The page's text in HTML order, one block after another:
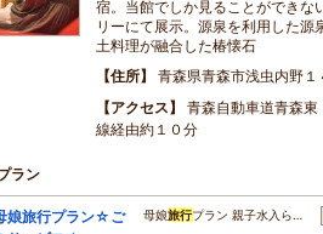
宿。当館でしか見ることができな
リーにて展示。源泉を利用した源
土料理が融合した椿懐石
住所
青森県青森市浅虫内野１
アクセス
青森自動車道青森
線経由約１０分
ラン
娘旅行プラン☆ご
母娘旅行プラン 親子水入ら…